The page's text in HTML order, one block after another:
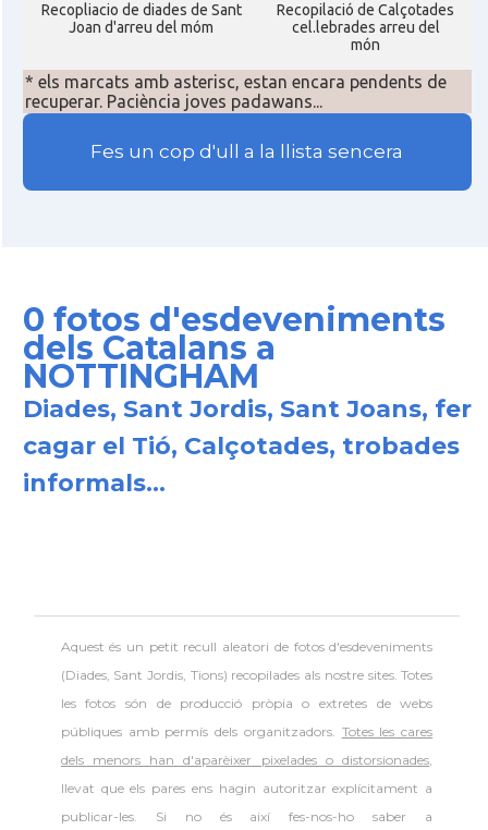
Recopliacio de diades de Sant
Joan d'arreu del móm
Recopilació de Calçotades
cel.lebrades arreu del
món
* els marcats amb asterisc, estan encara pendents de
recuperar. Paciència joves padawans...
Fes un cop d'ull a la llista sencera
0 fotos d'esdeveniments
dels Catalans a
NOTTINGHAM
Diades, Sant Jordis, Sant Joans, fer
cagar el Tió, Calçotades, trobades
informals...
Aquest és un petit recull aleatori de fotos d'esdeveniments
(Diades, Sant Jordis, Tions) recopilades als nostre sites. Totes
les fotos són de producció pròpia o extretes de webs
públiques amb permís dels organitzadors. Totes les cares
dels menors han d'aparèixer pixelades o distorsionades,
llevat que els pares ens hagin autoritzar explícitament a
publicar-les. Si no és així fes-nos-ho saber a